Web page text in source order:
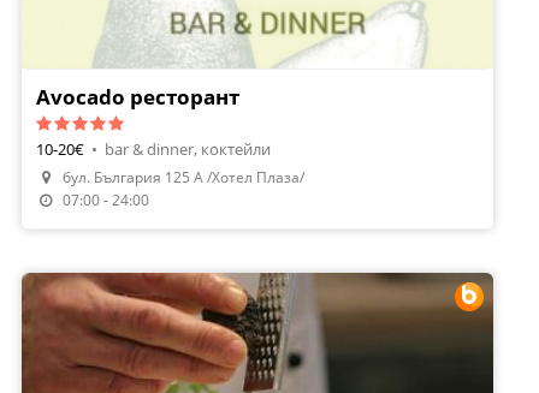
Направи Резервация
Avocado ресторант
10-20€ • bar & dinner, коктейли
бул. България 125 А /Хотел Плаза/
07:00 - 24:00